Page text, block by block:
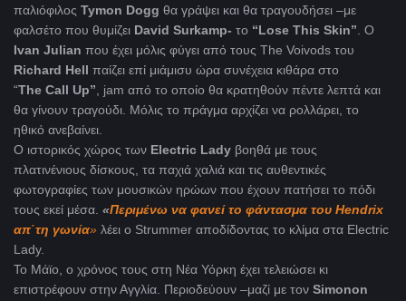
παλιόφιλος Tymon Dogg θα γράψει και θα τραγουδήσει –με
φαλσέτο που θυμίζει David Surkamp- το “Lose This Skin”. O
Ιvan Julian που έχει μόλις φύγει από τους The Voivods του
Richard Hell παίζει επί μιάμισυ ώρα συνέχεια κιθάρα στο
“The Call Up”, jam από το οποίο θα κρατηθούν πέντε λεπτά και
θα γίνουν τραγούδι. Μόλις το πράγμα αρχίζει να ρολλάρει, το
ηθικό ανεβαίνει.
Ο ιστορικός χώρος των Electric Lady βοηθά με τους
πλατινένιους δίσκους, τα παχιά χαλιά και τις αυθεντικές
φωτογραφίες των μουσικών ηρώων που έχουν πατήσει το πόδι
τους εκεί μέσα. «Περιμένω να φανεί το φάντασμα του Hendrix
απ΄τη γωνία» λέει ο Strummer αποδίδοντας το κλίμα στα Electric
Lady.
Το Μάϊο, ο χρόνος τους στη Νέα Υόρκη έχει τελειώσει κι
επιστρέφουν στην Αγγλία. Περιοδεύουν –μαζί με τον Simonon